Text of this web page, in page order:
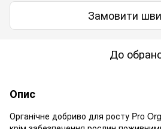
Замовити
До
Опис
Органічне добриво для росту Pro